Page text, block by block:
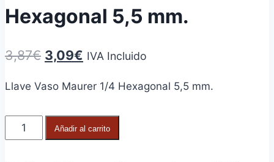
Hexagonal 5,5 mm.
3,87€ El
original
era:
3,87€.
3,09€ El
actual
es:
3,09€.
IVA Incluido
Llave Vaso Maurer 1/4 Hexagonal 5,5 mm.
Llave
Vaso
Añadir al carrito